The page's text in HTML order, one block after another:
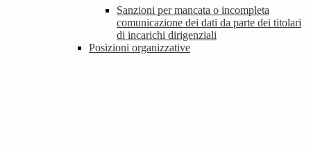
Sanzioni per mancata o incompleta
comunicazione dei dati da parte dei titolari
di incarichi dirigenziali
Posizioni organizzative